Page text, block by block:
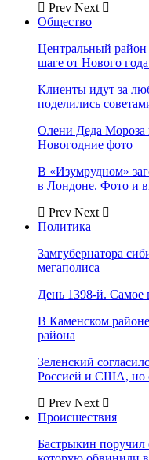
Prev Next
Общество
Центральный район
шаге от Нового
Клиенты идут за
поделились
Олени Деда Мороза
Новогодние фото
В «Изумрудном»
в Лондоне. Фото и
Prev Next
Политика
Замгубернатора
мегаполиса
День 1398-й. Самое
В Каменском
района
Зеленский
Россией и США, но
Prev Next
Происшествия
Бастрыкин поручил